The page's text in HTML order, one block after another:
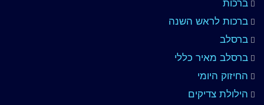
ברכות
ברכות לראש השנה
ברסלב
ברסלב מאיר כללי
החיזוק היומי
הילולת צדיקים